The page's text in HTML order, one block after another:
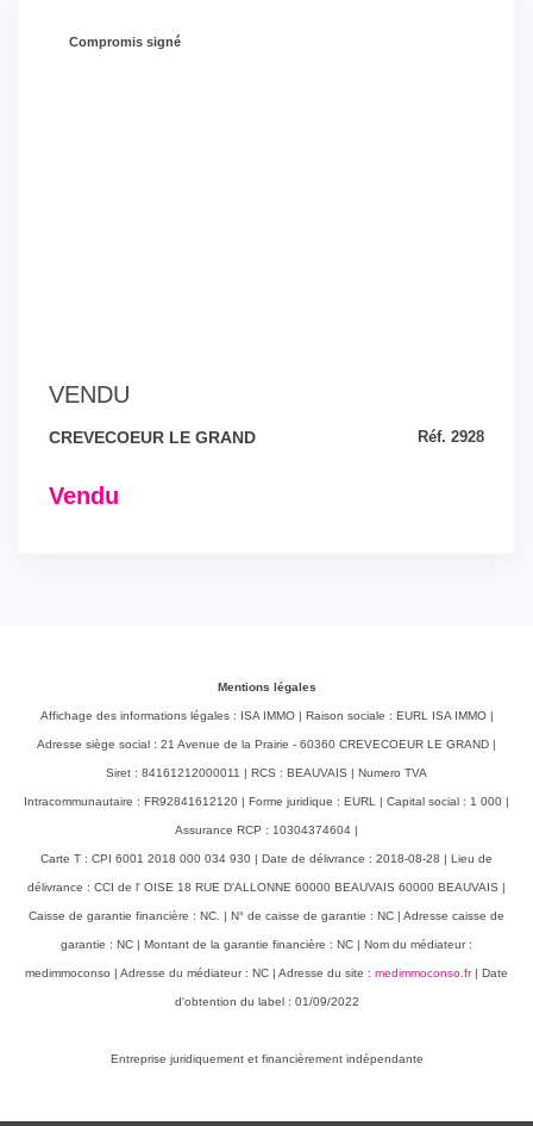
Compromis signé
VENDU
CREVECOEUR LE GRAND Réf. 2928
Vendu
Mentions légales
Affichage des informations légales : ISA IMMO | Raison sociale : EURL ISA IMMO |
Adresse siège social : 21 Avenue de la Prairie - 60360 CREVECOEUR LE GRAND |
Siret : 84161212000011 | RCS : BEAUVAIS | Numero TVA
Intracommunautaire : FR92841612120 | Forme juridique : EURL | Capital social : 1 000 |
Assurance RCP : 10304374604 |
Carte T : CPI 6001 2018 000 034 930 | Date de délivrance : 2018-08-28 | Lieu de
délivrance : CCI de l' OISE 18 RUE D'ALLONNE 60000 BEAUVAIS 60000 BEAUVAIS |
Caisse de garantie financière : NC. | N° de caisse de garantie : NC | Adresse caisse de
garantie : NC | Montant de la garantie financière : NC | Nom du médiateur :
medimmoconso | Adresse du médiateur : NC | Adresse du site : medimmoconso.fr| Date
d'obtention du label : 01/09/2022
Entreprise juridiquement et financièrement indépendante